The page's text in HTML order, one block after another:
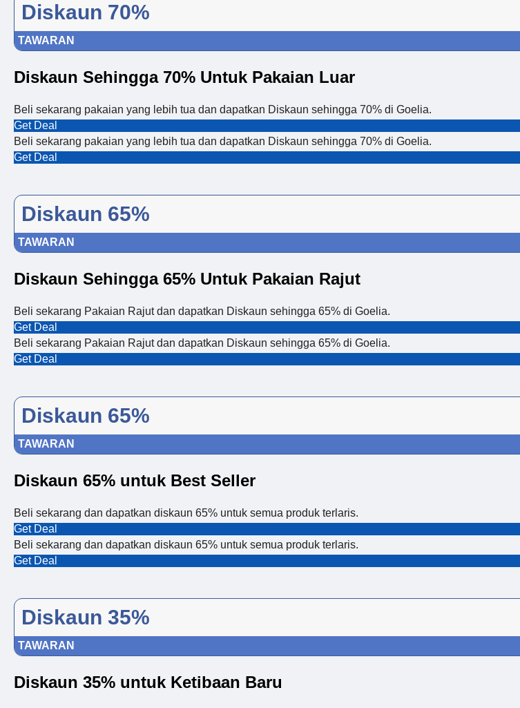
Diskaun 70%
TAWARAN
Diskaun Sehingga 70% Untuk Pakaian Luar
Beli sekarang pakaian yang lebih tua dan dapatkan Diskaun sehingga 70% di Goelia.
Get Deal
Beli sekarang pakaian yang lebih tua dan dapatkan Diskaun sehingga 70% di Goelia.
Get Deal
Diskaun 65%
TAWARAN
Diskaun Sehingga 65% Untuk Pakaian Rajut
Beli sekarang Pakaian Rajut dan dapatkan Diskaun sehingga 65% di Goelia.
Get Deal
Beli sekarang Pakaian Rajut dan dapatkan Diskaun sehingga 65% di Goelia.
Get Deal
Diskaun 65%
TAWARAN
Diskaun 65% untuk Best Seller
Beli sekarang dan dapatkan diskaun 65% untuk semua produk terlaris.
Get Deal
Beli sekarang dan dapatkan diskaun 65% untuk semua produk terlaris.
Get Deal
Diskaun 35%
TAWARAN
Diskaun 35% untuk Ketibaan Baru